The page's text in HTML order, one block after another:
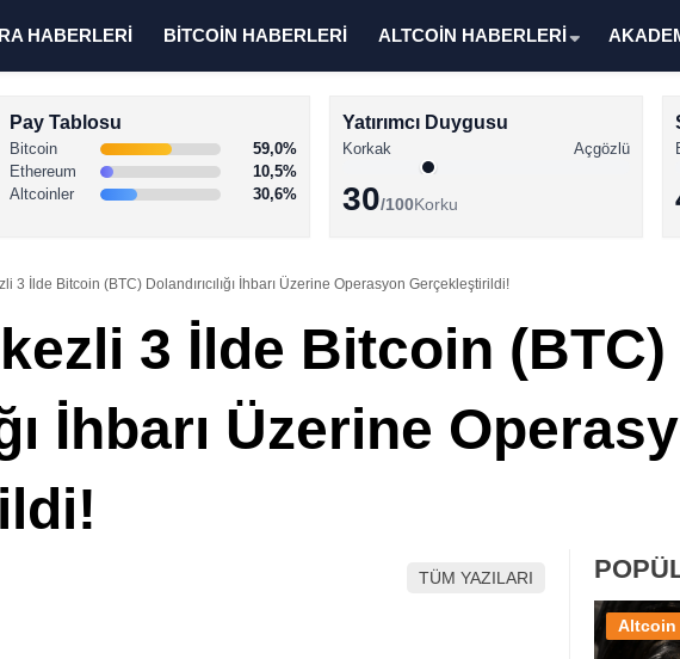
HABERLERİ BİTCOİN HABERLERİ ALTCOİN HABERLERİ
Pay Tablosu
Bitcoin
59,0%
Ethereum
10,5%
Altcoinler
30,6%
Yatırımcı Duygusu
Korkak Açgözlü
30/100Korku
3 İlde Bitcoin (BTC) Dolandırıcılığı İhbarı Üzerine Operasyon Gerçekleştirildi!
3 İlde Bitcoin (BTC)
İhbarı Üzerine
TÜM YAZILARI
Altcoin